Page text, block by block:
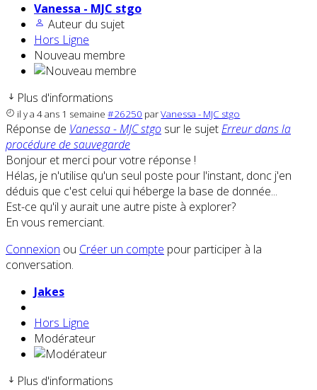
Vanessa - MJC stgo
Auteur du sujet
Hors Ligne
Nouveau membre
Plus d'informations
il y a 4 ans 1 semaine #26250 parVanessa - MJC stgo
Réponse de Vanessa - MJC stgo sur le sujetErreur dans la
procédure de sauvegarde
Bonjour et merci pour votre réponse !
Hélas, je n'utilise qu'un seul poste pour l'instant, donc j'en
déduis que c'est celui qui héberge la base de donnée...
Est-ce qu'il y aurait une autre piste à explorer?
En vous remerciant.
Connexion ou Créer un compte pour participer à la
conversation.
Jakes
Hors Ligne
Modérateur
Plus d'informations